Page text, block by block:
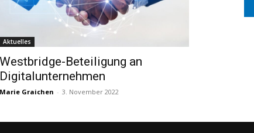
Aktuelles
Westbridge-Beteiligung an
Digitalunternehmen
Marie Graichen - 3. November 2022